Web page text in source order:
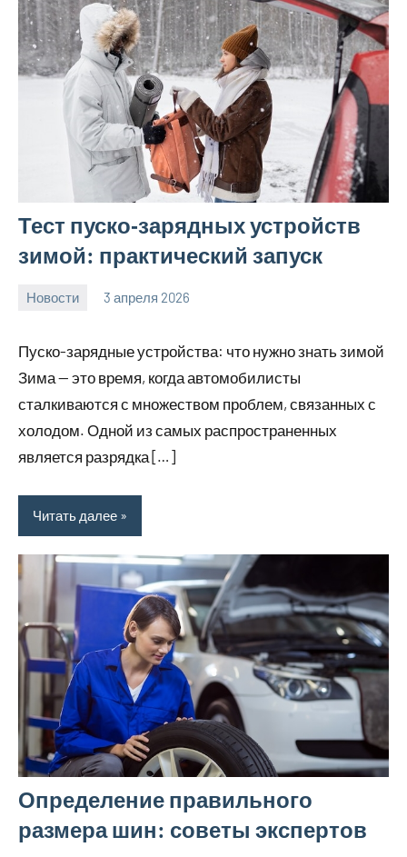
Тест пуско‑зарядных устройств
зимой: практический запуск
Новости 3 апреля 2026
Пуско-зарядные устройства: что нужно знать зимой
Зима — это время, когда автомобилисты
сталкиваются с множеством проблем, связанных с
холодом. Одной из самых распространенных
является разрядка […]
Читать далее
Определение правильного
размера шин: советы экспертов